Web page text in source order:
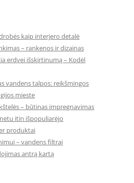
kaip interjero detalė
– rankenos ir dizainas
erdvei išskirtinumą – Kodėl
vandens talpos: reikšmingos
mieste
– būtinas impregnavimas
itin išpopuliarėjo
produktai
– vandens filtrai
antrą kartą